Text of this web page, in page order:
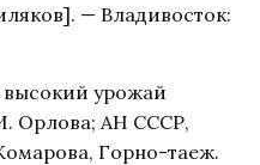
— Владивосток:
высокий урожай
Орлова; АН СССР,
Горно-таеж.